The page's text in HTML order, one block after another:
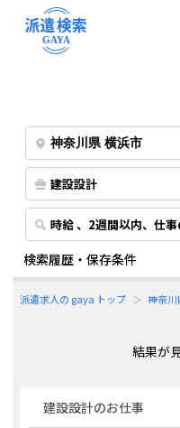
建設設計
時給 、2週間以内、仕
検索履歴・保存条件
派遣求人の gaya トップ 神奈川
結果が
建設設計のお仕事